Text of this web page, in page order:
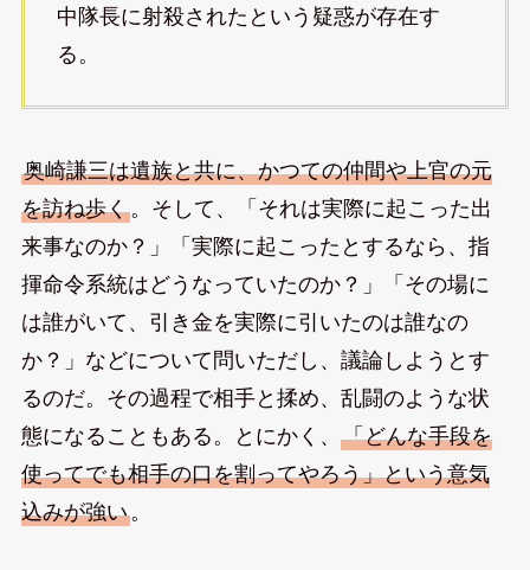
中隊長に射殺されたという疑惑が存在す
る。
奥崎謙三は遺族と共に、かつての仲間や上官の元
を訪ね歩く。そして、「それは実際に起こった出
来事なのか？」「実際に起こったとするなら、指
揮命令系統はどうなっていたのか？」「その場に
は誰がいて、引き金を実際に引いたのは誰なの
か？」などについて問いただし、議論しようとす
るのだ。その過程で相手と揉め、乱闘のような状
態になることもある。とにかく、 「どんな手段を
使ってでも相手の口を割ってやろう」という意気
込みが強い。